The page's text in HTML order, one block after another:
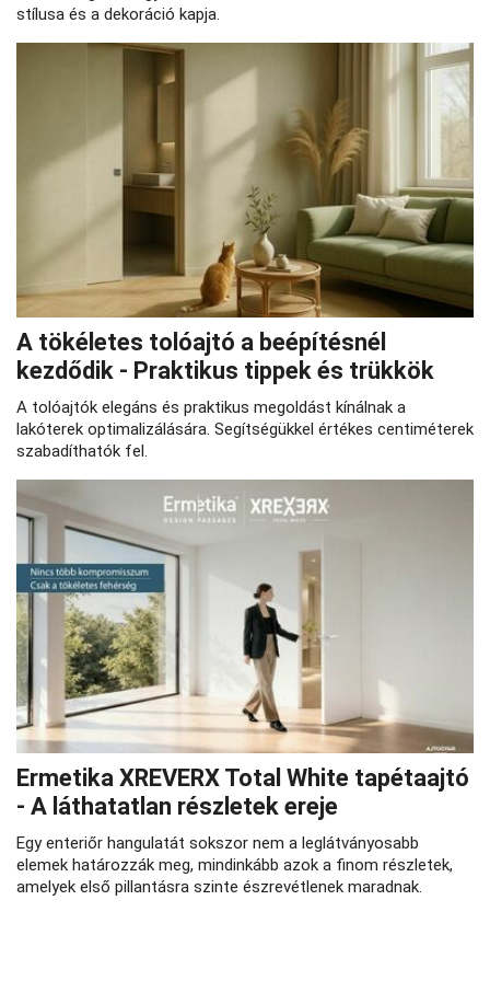
stílusa és a dekoráció kapja.
A tökéletes tolóajtó a beépítésnél
kezdődik - Praktikus tippek és trükkök
A tolóajtók elegáns és praktikus megoldást kínálnak a
lakóterek optimalizálására. Segítségükkel értékes centiméterek
szabadíthatók fel.
Ermetika XREVERX Total White tapétaajtó
- A láthatatlan részletek ereje
Egy enteriőr hangulatát sokszor nem a leglátványosabb
elemek határozzák meg, mindinkább azok a finom részletek,
amelyek első pillantásra szinte észrevétlenek maradnak.